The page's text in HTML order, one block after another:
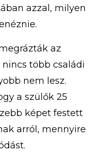
azzal, milyen
az
több családi
nem lesz.
a szülők 25
képet festett
arról, mennyire